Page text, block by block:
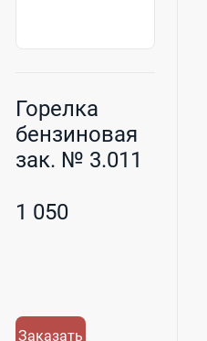
Горелка
бензиновая
зак. № 3.011
1 050
Заказать